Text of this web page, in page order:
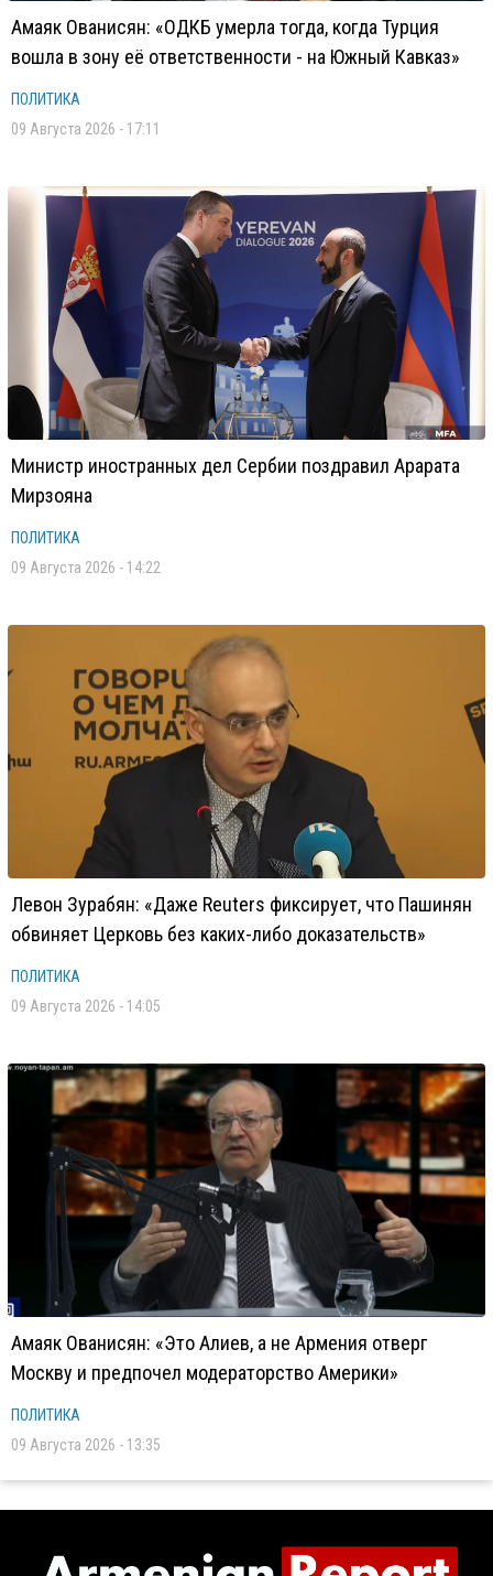
Амаяк Ованисян: «ОДКБ умерла тогда, когда Турция
вошла в зону её ответственности - на Южный Кавказ»
ПОЛИТИКА
09 Августа 2026 - 17:11
Министр иностранных дел Сербии поздравил Арарата
Мирзояна
ПОЛИТИКА
09 Августа 2026 - 14:22
Левон Зурабян: «Даже Reuters фиксирует, что Пашинян
обвиняет Церковь без каких-либо доказательств»
ПОЛИТИКА
09 Августа 2026 - 14:05
Амаяк Ованисян: «Это Алиев, а не Армения отверг
Москву и предпочел модераторство Америки»
ПОЛИТИКА
09 Августа 2026 - 13:35